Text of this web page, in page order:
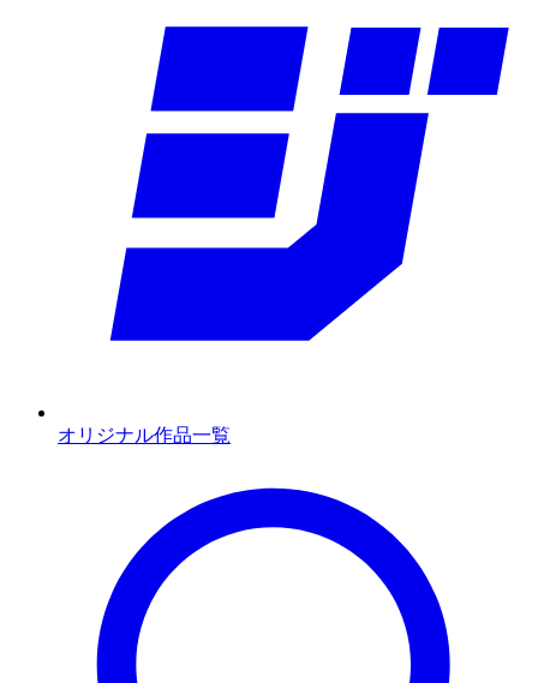
オリジナル作品一覧